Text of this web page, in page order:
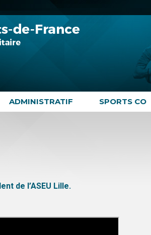
ADMINISTRATIF SPORTS CO
de l’ASEU Lille.